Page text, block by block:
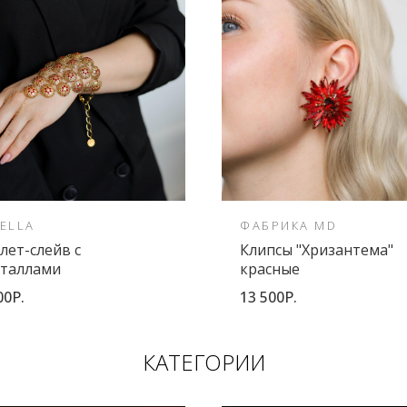
слейв с
ФАБРИКА MD
Клипсы "Хризантема"
красные
13 500Р.
КАТЕГОРИИ